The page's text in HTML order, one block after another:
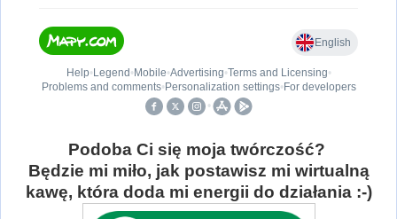
Podoba Ci się moja twórczość?
Będzie mi miło, jak postawisz mi wirtualną
kawę, która doda mi energii do działania :-)